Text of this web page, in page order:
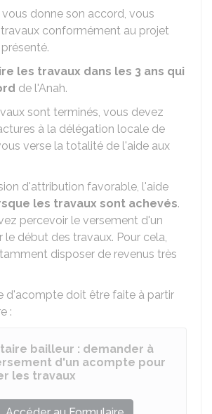
donne son accord, vous
conformément au projet
les travaux dans les 3 ans qui
de l'Anah.
sont terminés, vous devez
à la délégation locale de
verse la totalité de l'aide aux
d'attribution favorable, l'aide
les travaux sont achevés.
percevoir le versement d'un
le début des travaux. Pour cela,
disposer de revenus très
d'acompte doit être faite à partir
:
bailleur : demander à
d'un acompte pour
les travaux